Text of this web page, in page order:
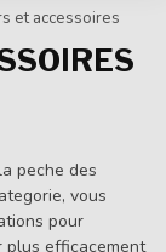
et accessoires
peche des
vous
pour
plus efficacement